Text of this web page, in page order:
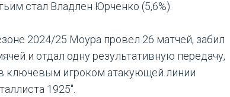
стал Владлен Юрченко (5,6%).
2024/25 Моура провел 26 матчей, забил
и отдал одну результативную передачу,
ключевым игроком атакующей линии
1925".